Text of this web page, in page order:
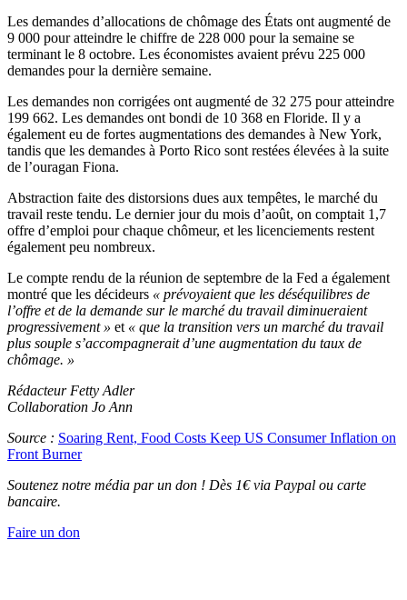
Les demandes d’allocations de chômage des États ont augmenté de
9 000 pour atteindre le chiffre de 228 000 pour la semaine se
terminant le 8 octobre. Les économistes avaient prévu 225 000
demandes pour la dernière semaine.
Les demandes non corrigées ont augmenté de 32 275 pour atteindre
199 662. Les demandes ont bondi de 10 368 en Floride. Il y a
également eu de fortes augmentations des demandes à New York,
tandis que les demandes à Porto Rico sont restées élevées à la suite
de l’ouragan Fiona.
Abstraction faite des distorsions dues aux tempêtes, le marché du
travail reste tendu. Le dernier jour du mois d’août, on comptait 1,7
offre d’emploi pour chaque chômeur, et les licenciements restent
également peu nombreux.
Le compte rendu de la réunion de septembre de la Fed a également
montré que les décideurs « prévoyaient que les déséquilibres de
l’offre et de la demande sur le marché du travail diminueraient
progressivement » et « que la transition vers un marché du travail
plus souple s’accompagnerait d’une augmentation du taux de
chômage. »
Rédacteur Fetty Adler
Collaboration Jo Ann
Source : Soaring Rent, Food Costs Keep US Consumer Inflation on
Front Burner
Soutenez notre média par un don ! Dès 1€ via Paypal ou carte
bancaire.
Faire un don